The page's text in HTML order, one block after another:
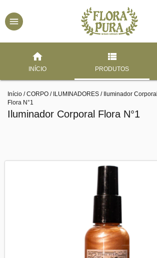
INÍCIO PRODUTOS
Início / CORPO / ILUMINADORES /
Iluminador Corporal
Flora N°1
Iluminador Corporal Flora N°1